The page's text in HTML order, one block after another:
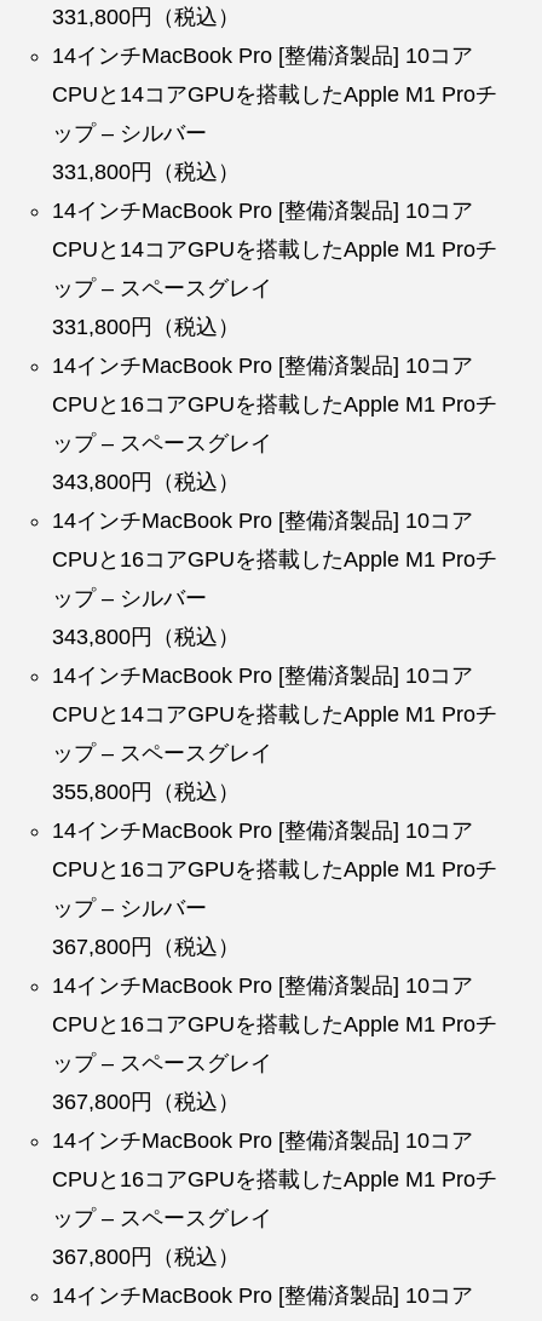
331,800円（税込）
14インチMacBook Pro [整備済製品] 10コア
CPUと14コアGPUを搭載したApple M1 Proチ
ップ – シルバー
331,800円（税込）
14インチMacBook Pro [整備済製品] 10コア
CPUと14コアGPUを搭載したApple M1 Proチ
ップ – スペースグレイ
331,800円（税込）
14インチMacBook Pro [整備済製品] 10コア
CPUと16コアGPUを搭載したApple M1 Proチ
ップ – スペースグレイ
343,800円（税込）
14インチMacBook Pro [整備済製品] 10コア
CPUと16コアGPUを搭載したApple M1 Proチ
ップ – シルバー
343,800円（税込）
14インチMacBook Pro [整備済製品] 10コア
CPUと14コアGPUを搭載したApple M1 Proチ
ップ – スペースグレイ
355,800円（税込）
14インチMacBook Pro [整備済製品] 10コア
CPUと16コアGPUを搭載したApple M1 Proチ
ップ – シルバー
367,800円（税込）
14インチMacBook Pro [整備済製品] 10コア
CPUと16コアGPUを搭載したApple M1 Proチ
ップ – スペースグレイ
367,800円（税込）
14インチMacBook Pro [整備済製品] 10コア
CPUと16コアGPUを搭載したApple M1 Proチ
ップ – スペースグレイ
367,800円（税込）
14インチMacBook Pro [整備済製品] 10コア